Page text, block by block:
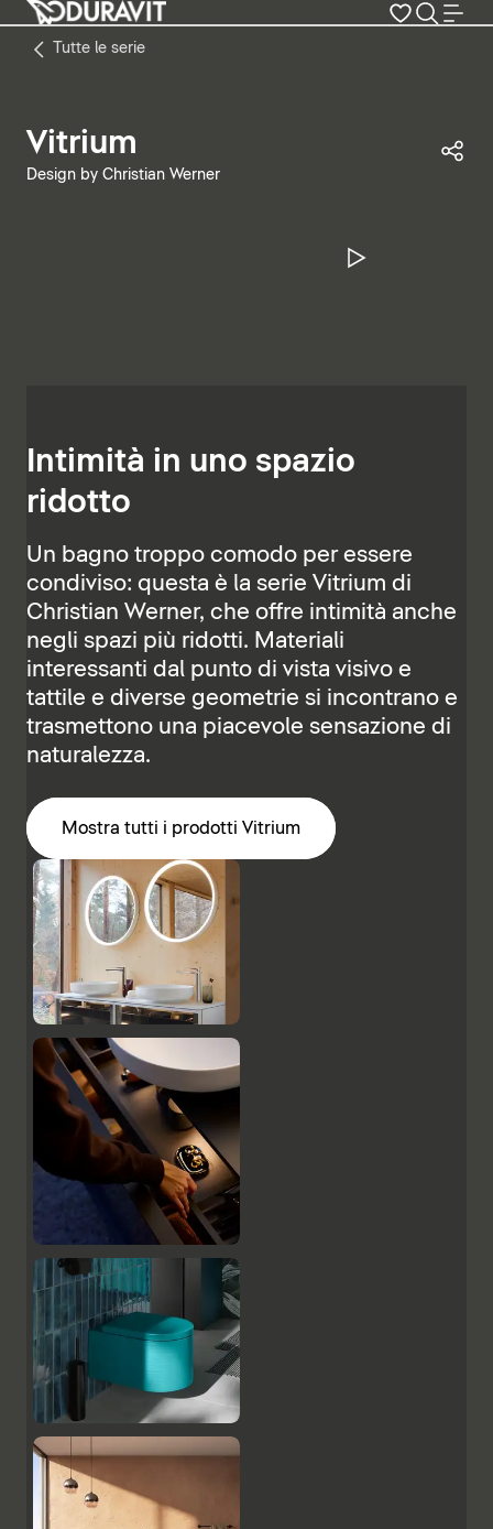
Tutte le serie
Vitrium
Design by Christian Werner
Metti in
Intimità in uno spazio
ridotto
Un bagno troppo comodo per essere
condiviso: questa è la serie Vitrium di
Christian Werner, che offre intimità anche
negli spazi più ridotti. Materiali
interessanti dal punto di vista visivo e
tattile e diverse geometrie si incontrano e
trasmettono una piacevole sensazione di
naturalezza.
Mostra tutti i prodotti Vitrium